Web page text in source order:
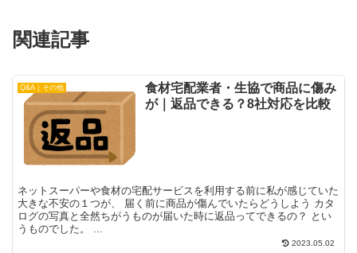
関連記事
Q&A｜その他
食材宅配業者・生協で商品に傷み
が｜返品できる？8社対応を比較
ネットスーパーや食材の宅配サービスを利用する前に私が感じていた
大きな不安の１つが、 届く前に商品が傷んでいたらどうしよう カタ
ログの写真と全然ちがうものが届いた時に返品ってできるの？ とい
うものでした。 ...
2023.05.02